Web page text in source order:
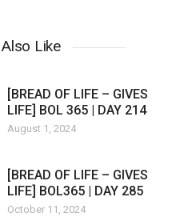
Like
[BREAD OF LIFE – GIVES
LIFE] BOL 365 | DAY 214
August 1, 2024
[BREAD OF LIFE – GIVES
LIFE] BOL365 | DAY 285
October 11, 2024